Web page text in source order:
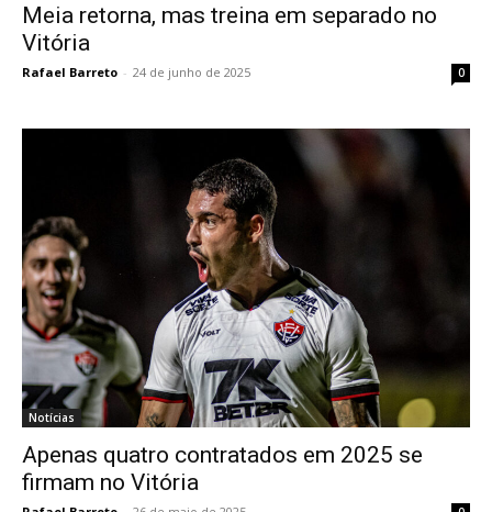
Meia retorna, mas treina em separado no
Vitória
Rafael Barreto - 24 de junho de 2025 0
Notícias
Apenas quatro contratados em 2025 se
firmam no Vitória